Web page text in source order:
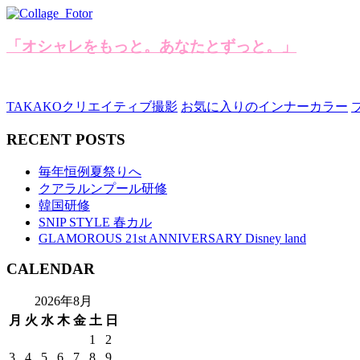
「オシャレをもっと。あなたとずっと。」
TAKAKOクリエイティブ撮影 お気に入りのインナーカラー
RECENT POSTS
毎年恒例夏祭りへ
クアラルンプール研修
韓国研修
SNIP STYLE 春カル
GLAMOROUS 21st ANNIVERSARY Disney land
CALENDAR
2026年8月
月 火 水 木 金 土 日
1
2